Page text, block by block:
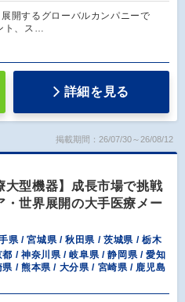
開するグローバルカンパニーで
ト、ス…
詳細を見る
掲載期間：26/07/30～26/08/12
大型機器】成長市場で挑戦
・世界展開の大手医療メー
県 / 宮城県 / 秋田県 / 茨城県 / 栃木
/ 神奈川県 / 岐阜県 / 静岡県 / 愛知
/ 熊本県 / 大分県 / 宮崎県 / 鹿児島